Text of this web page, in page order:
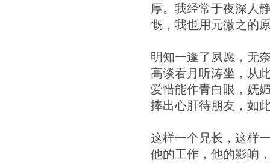
厚。我经常于夜深人
慨，我也用元微之的
明知一逢了夙愿，无
高谈看月听涛坐，从
爱惜能作青白眼，妩
捧出心肝待朋友，如
这样一个兄长，这样
他的工作，他的影响